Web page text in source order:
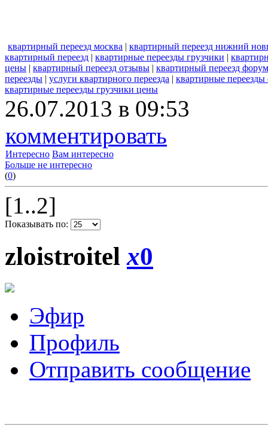
квартирный переезд москва | квартирный переезд нижний
квартирный переезд | квартирные переезды грузчики |
цены | квартирный переезд отзывы | квартирный переезд форум
переезды | услуги квартирного переезда | квартирные переезды
квартирные переезды грузчики цены
26.07.2013 в 09:53
комментировать
Интересно Вам интересно
Больше не интересно
(0)
[1..2]
Показывать по:
zloistroitelx0
Эфир
Профиль
Отправить сообщение